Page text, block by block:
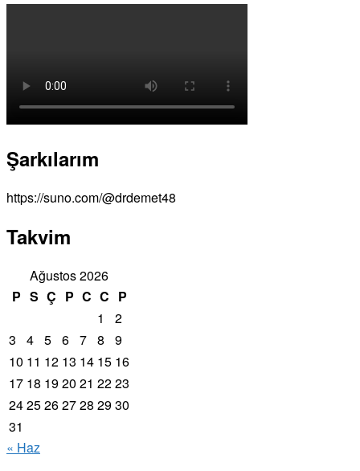
Şarkılarım
https://suno.com/@drdemet48
Takvim
Ağustos 2026
P S Ç P C C P
1
2
3
4 5 6 7 8
9
10 11 12 13 14 15 16
17 18 1920 21 2223
2425262728 2930
31
« Haz